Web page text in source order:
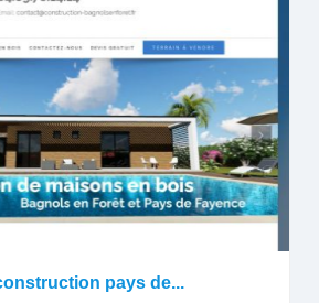
pays de...